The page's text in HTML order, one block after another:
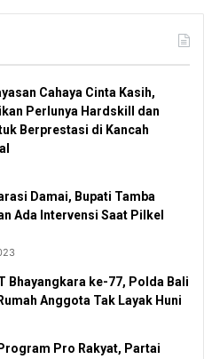
Cahaya Cinta Kasih,
Perlunya Hardskill dan
Berprestasi di Kancah
Damai, Bupati Tamba
Ada Intervensi Saat Pilkel
Bhayangkara ke-77, Polda Bali
Anggota Tak Layak Huni
Pro Rakyat, Partai